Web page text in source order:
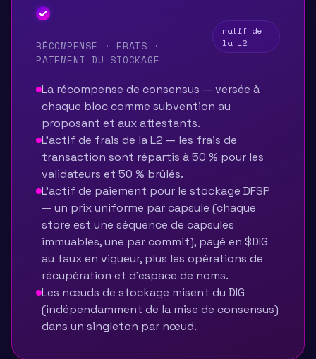
DIG
RÉCOMPENSE · FRAIS ·
PAIEMENT DU STOCKAGE
natif de
la L2
La récompense de consensus — versée à
chaque bloc comme subvention au
proposant et aux attestants.
L'actif de frais de la L2 — les frais de
transaction sont répartis à 50 % pour les
validateurs et 50 % brûlés.
L'actif de paiement pour le stockage DFSP
— un prix uniforme par capsule (chaque
store est une séquence de capsules
immuables, une par commit), payé en $DIG
au taux en vigueur, plus les opérations de
récupération et d'espace de noms.
Les nœuds de stockage misent du DIG
(indépendamment de la mise de consensus)
dans un singleton par nœud.